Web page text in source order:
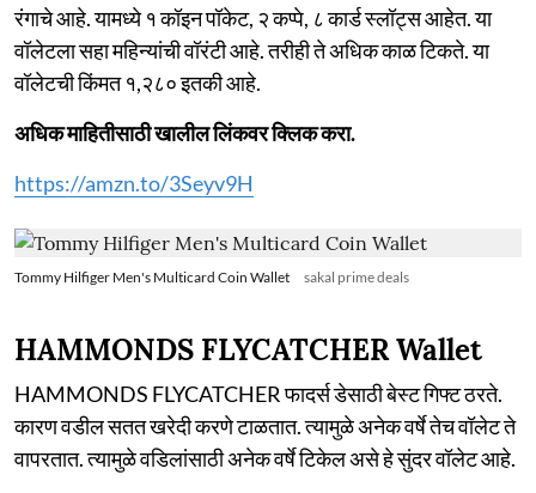
रंगाचे आहे. यामध्ये १ कॉइन पॉकेट, २ कप्पे, ८ कार्ड स्लॉट्स आहेत. या
वॉलेटला सहा महिन्यांची वॉरंटी आहे. तरीही ते अधिक काळ टिकते. या
वॉलेटची किंमत १,२८० इतकी आहे.
अधिक माहितीसाठी खालील लिंकवर क्लिक करा.
https://amzn.to/3Seyv9H
Tommy Hilfiger Men's Multicard Coin Wallet sakal prime deals
HAMMONDS FLYCATCHER Wallet
HAMMONDS FLYCATCHER फादर्स डेसाठी बेस्ट गिफ्ट ठरते.
कारण वडील सतत खरेदी करणे टाळतात. त्यामुळे अनेक वर्षे तेच वॉलेट ते
वापरतात. त्यामुळे वडिलांसाठी अनेक वर्षे टिकेल असे हे सुंदर वॉलेट आहे.